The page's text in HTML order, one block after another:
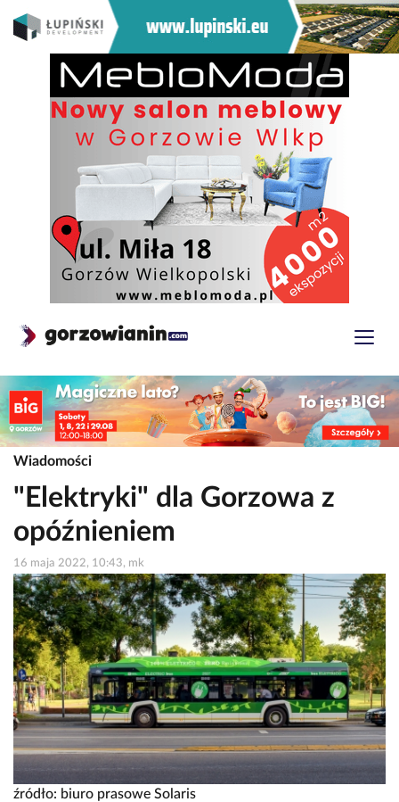
Wiadomości
"Elektryki" dla Gorzowa z
opóźnieniem
16 maja 2022, 10:43, mk
źródło: biuro prasowe Solaris